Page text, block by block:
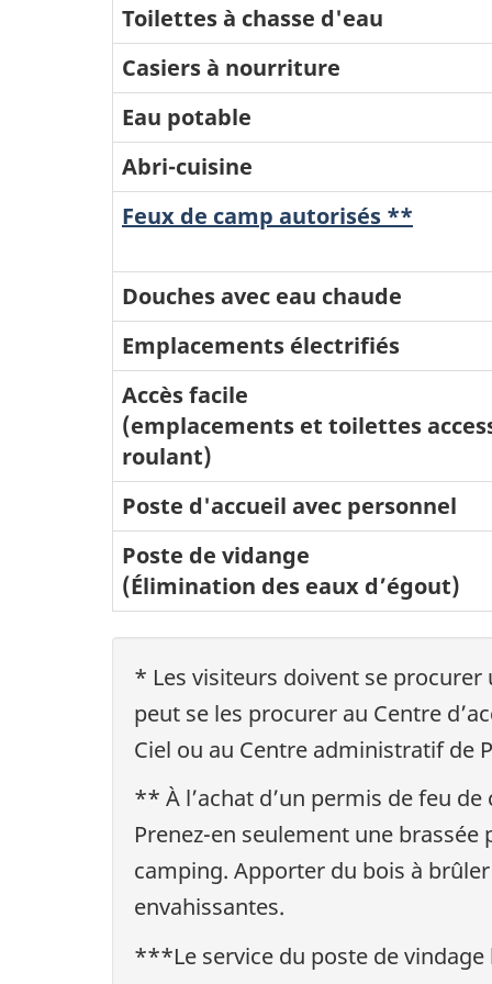
Toilettes à chasse d'eau
Casiers à nourriture
Eau potable
Abri-cuisine
Feux de camp autorisés **
Douches avec eau chaude
Emplacements électrifiés
Accès facile
(emplacements et toilettes
roulant)
Poste d'accueil avec personnel
Poste de vidange
(Élimination des eaux d’égout)
* Les visiteurs doivent se
peut se les procurer au Centre
Ciel ou au Centre administratif de
** À l’achat d’un permis de feu
Prenez-en seulement une
camping. Apporter du bois à
envahissantes.
***Le service du poste de vindage